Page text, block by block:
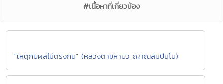
#เนื้อหาที่เกี่ยวข้อง
"เหตุกับผลไม่ตรงกัน" (หลวงตามหาบัว ญาณสัมปันโน)